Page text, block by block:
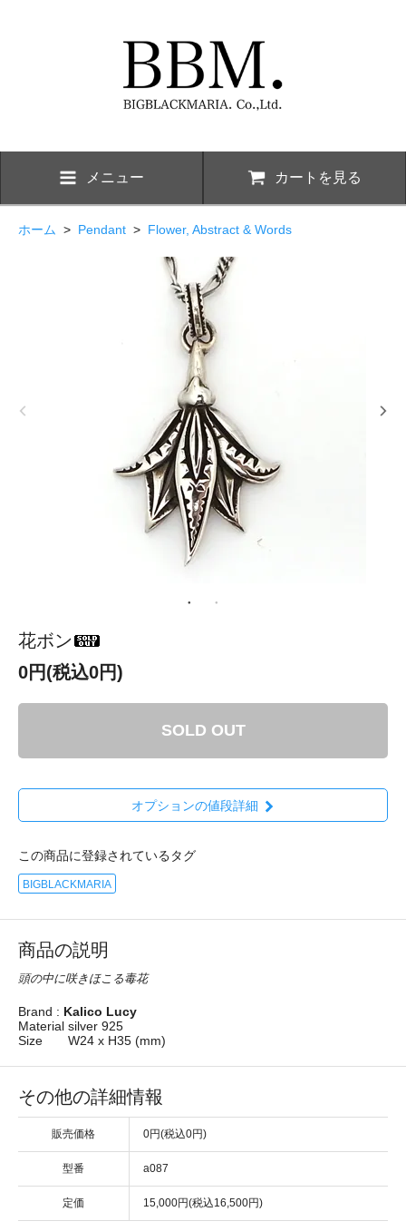
メニュー カートを見る
ホーム > Pendant > Flower, Abstract & Words
花ボン
0円(税込0円)
SOLD OUT
オプションの値段詳細
この商品に登録されているタグ
BIGBLACKMARIA
商品の説明
頭の中に咲きほこる毒花
Brand : Kalico Lucy
Material silver 925
Size
W24 x H35 (mm)
その他の詳細情報
販売価格 0円(税込0円)
型番 a087
定価 15,000円(税込16,500円)